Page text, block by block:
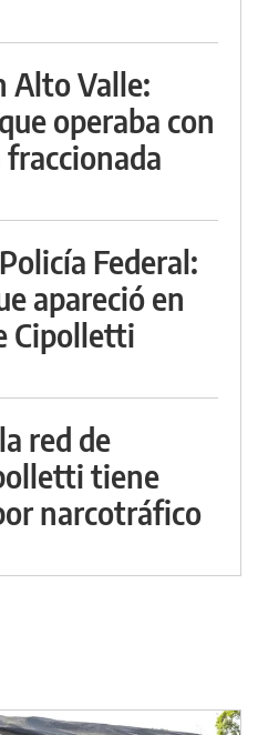
Alto Valle:
operaba con
Federal:
apareció en
Cipolletti
red de
tiene
narcotráfico